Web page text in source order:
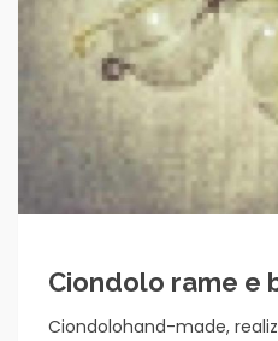
Ciondolo rame e
Ciondolohand-made,